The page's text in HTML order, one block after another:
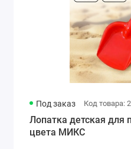
Под заказ Код товара:
Лопатка детская для
цвета МИКС